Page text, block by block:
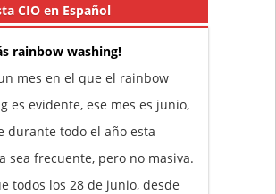
CIO en Español
rainbow washing!
mes en el que el rainbow
es evidente, ese mes es junio,
durante todo el año esta
sea frecuente, pero no masiva.
todos los 28 de junio, desde